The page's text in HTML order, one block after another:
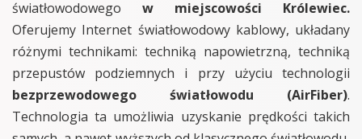
światłowodowego w miejscowości Królewiec.
Oferujemy Internet światłowodowy kablowy, układany
różnymi technikami: techniką napowietrzną, techniką
przepustów podziemnych i przy użyciu technologii
bezprzewodowego światłowodu (AirFiber).
Technologia ta umożliwia uzyskanie prędkości takich